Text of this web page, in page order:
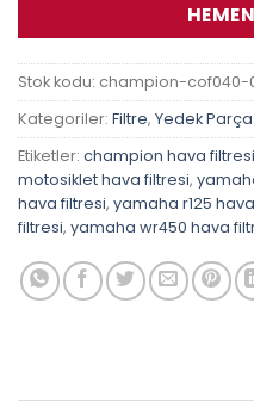
Stok kodu: champion-cof040-
Kategoriler: Filtre, Yedek
Etiketler: champion hava filtresi
motosiklet hava filtresi,
hava filtresi, yamaha r125
filtresi, yamaha wr450 hava